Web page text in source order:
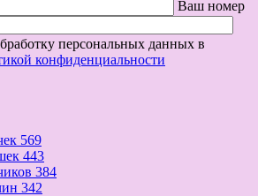
Ваш номер
персональных данных в
конфиденциальности
569
443
384
342